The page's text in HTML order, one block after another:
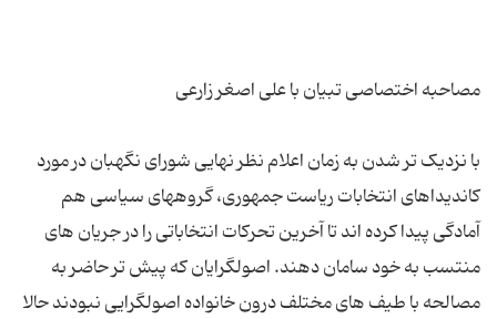
با نزدیک تر شدن به زمان اعلام نظر نهایی شورای نگهبان در مورد
کاندیداهای انتخابات ریاست جمهوری، گروههای سیاسی هم
آمادگی پیدا کرده اند تا آخرین تحرکات انتخاباتی را در جریان های
منتسب به خود سامان دهند. اصولگرایان که پیش تر حاضر به
مصالحه با طیف های مختلف درون خانواده اصولگرایی نبودند حالا